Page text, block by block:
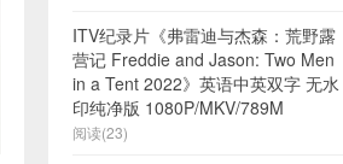
ITV纪录片《弗雷迪与杰森：荒野露
营记 Freddie and Jason: Two Men
in a Tent 2022》英语中英双字 无水
印纯净版 1080P/MKV/789M
阅读(23)